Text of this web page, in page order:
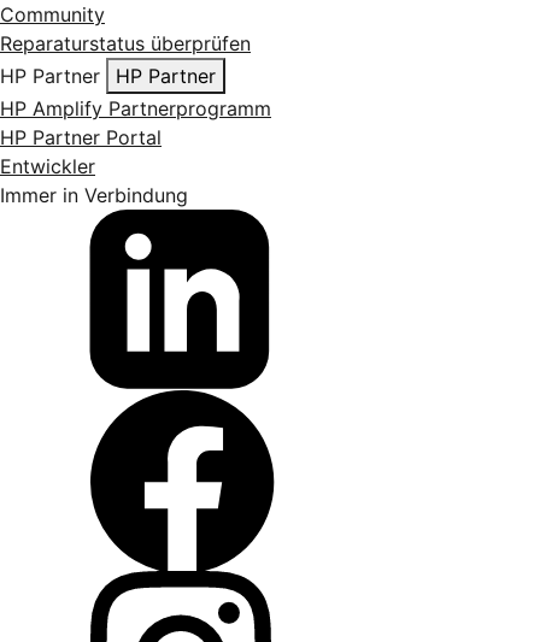
Community
Reparaturstatus überprüfen
HP Partner
HP Partner
HP Amplify Partnerprogramm
HP Partner Portal
Entwickler
Immer in Verbindung